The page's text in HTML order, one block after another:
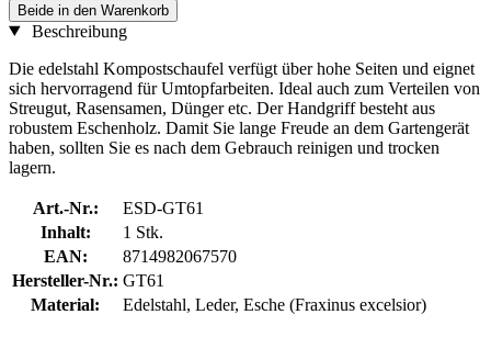
Beide in den Warenkorb
Beschreibung
Die edelstahl Kompostschaufel verfügt über hohe Seiten und eignet
sich hervorragend für Umtopfarbeiten. Ideal auch zum Verteilen von
Streugut, Rasensamen, Dünger etc. Der Handgriff besteht aus
robustem Eschenholz. Damit Sie lange Freude an dem Gartengerät
haben, sollten Sie es nach dem Gebrauch reinigen und trocken
lagern.
Art.-Nr.:
ESD-GT61
Inhalt:
1 Stk.
EAN:
8714982067570
Hersteller-Nr.: GT61
Material:
Edelstahl, Leder, Esche (Fraxinus excelsior)